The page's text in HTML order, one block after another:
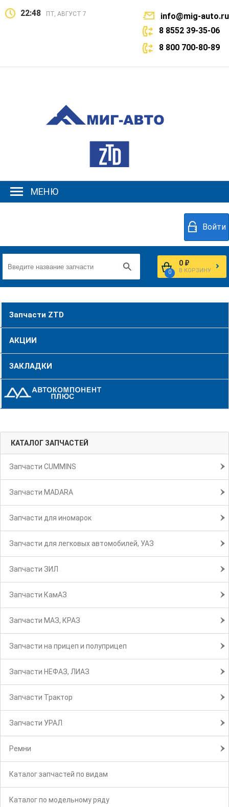
22:48 ПТ, АВГУСТ 7
info@mig-auto.ru
8 8552 39-35-06
8 800 700-80-89
МЕНЮ
Войти
0
0 ₽
В КОРЗИНУ
Запчасти ZTD
АКЦИИ
ЗАКЛАДКИ
КАТАЛОГ ЗАПЧАСТЕЙ
Запчасти CUMMINS
Запчасти MADARA
Запчасти для иномарок
Запчасти для легковых автомобилей, УАЗ
Запчасти ЗИЛ
Запчасти КамАЗ
Запчасти МАЗ, КРАЗ
Запчасти на прицеп и полуприцеп
Запчасти НЕФАЗ, ЛИАЗ
Запчасти Трактор
Запчасти УРАЛ
Ремни
Каталог запчастей по видам
Каталог по модельному ряду